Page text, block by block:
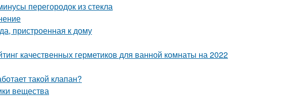
перегородок из стекла
пристроенная к дому
качественных герметиков для ванной комнаты на 2022
такой клапан?
вещества